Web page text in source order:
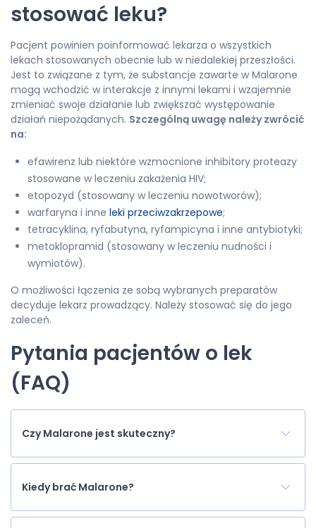
stosować leku?
Pacjent powinien poinformować lekarza o wszystkich
lekach stosowanych obecnie lub w niedalekiej przeszłości.
Jest to związane z tym, że substancje zawarte w Malarone
mogą wchodzić w interakcje z innymi lekami i wzajemnie
zmieniać swoje działanie lub zwiększać występowanie
działań niepożądanych. Szczególną uwagę należy zwrócić
na:
efawirenz lub niektóre wzmocnione inhibitory proteazy
stosowane w leczeniu zakażenia HIV;
etopozyd (stosowany w leczeniu nowotworów);
warfaryna i inne leki przeciwzakrzepowe;
tetracyklina, ryfabutyna, ryfampicyna i inne antybiotyki;
metoklopramid (stosowany w leczeniu nudności i
wymiotów).
O możliwości łączenia ze sobą wybranych preparatów
decyduje lekarz prowadzący. Należy stosować się do jego
zaleceń.
Pytania pacjentów o lek
(FAQ)
Czy Malarone jest skuteczny?
Kiedy brać Malarone?